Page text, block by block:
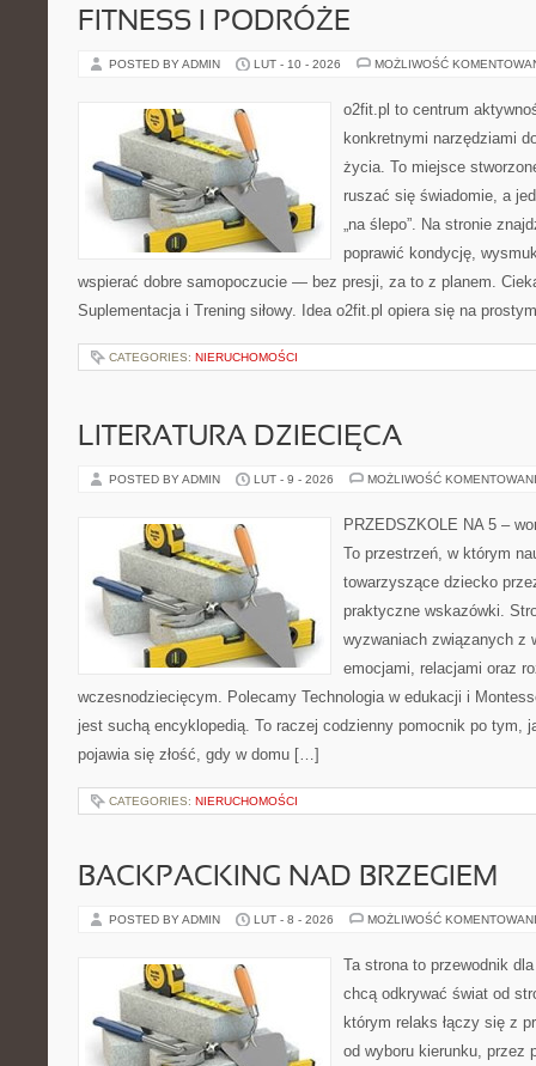
FITNESS I PODRÓŻE
POSTED BY ADMIN LUT - 10 - 2026 MOŻLIWOŚĆ
o2fit.pl to centrum
konkretnymi narzędziami
życia. To miejsce
ruszać się świadomie, a
„na ślepo”. Na stronie
poprawić kondycję,
wspierać dobre samopoczucie — bez presji, za to z planem.
Suplementacja i Trening siłowy. Idea o2fit.pl opiera się na
CATEGORIES: NIERUCHOMOŚCI
LITERATURA DZIECIĘCA
POSTED BY ADMIN LUT - 9 - 2026 MOŻLIWOŚĆ
PRZEDSZKOLE NA 5 –
To przestrzeń, w którym
towarzyszące dziecko
praktyczne wskazówki.
wyzwaniach związanych z
emocjami, relacjami oraz
wczesnodziecięcym. Polecamy Technologia w edukacji i
jest suchą encyklopedią. To raczej codzienny pomocnik po tym,
pojawia się złość, gdy w domu […]
CATEGORIES: NIERUCHOMOŚCI
BACKPACKING NAD BRZEGIEM
POSTED BY ADMIN LUT - 8 - 2026 MOŻLIWOŚĆ
Ta strona to przewodnik
chcą odkrywać świat od
którym relaks łączy się z
od wyboru kierunku, przez